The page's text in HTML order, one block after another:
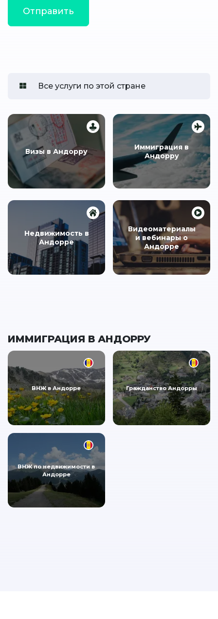
Все услуги по этой стране
Визы в Андорру
Иммиграция в
Андорру
Недвижимость в
Андорре
Видеоматериалы
и вебинары о
Андорре
ИММИГРАЦИЯ В АНДОРРУ
ВНЖ в Андорре Гражданство Андорры
ВНЖ по недвижимости в
Андорре